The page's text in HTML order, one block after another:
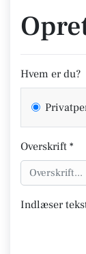
Hvem er du?
Overskrift *
Indlæser